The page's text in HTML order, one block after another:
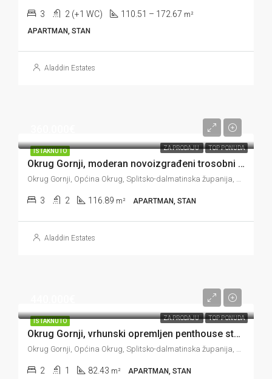
3 2 (+1 WC) 110.51 – 172.67 m²
APARTMAN, STAN
Aladdin Estates
ISTAKNUTO ZA PRODAJU TOP PONUDA
Okrug Gornji, moderan novoizgrađeni trosobni stan u prizemlju, vrt, 116 m2
Okrug Gornji, Općina Okrug, Splitsko-dalmatinska županija, 21223, Hrvatska
3 2 116.89 m² APARTMAN, STAN
Aladdin Estates
ISTAKNUTO ZA PRODAJU TOP PONUDA
Okrug Gornji, vrhunski opremljen penthouse stan s prekrasnim pogledom, 82 m2
Okrug Gornji, Općina Okrug, Splitsko-dalmatinska županija, 21223, Hrvatska
2 1 82.43 m² APARTMAN, STAN